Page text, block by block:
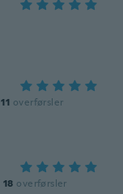
11 overførsler
18 overførsler